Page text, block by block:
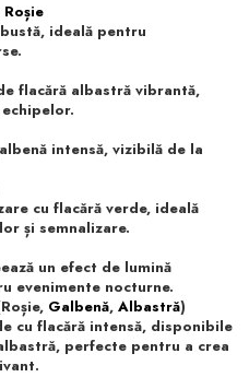
ideală pentru
flacără albastră vibrantă,
intensă, vizibilă de la
cu flacără verde, ideală
și semnalizare.
un efect de lumină
evenimente nocturne.
Galbenă, Albastră)
cu flacără intensă, disponibile
perfecte pentru a crea